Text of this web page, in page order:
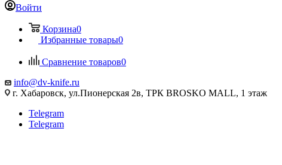
Войти
Корзина0
Избранные товары0
Сравнение товаров0
info@dv-knife.ru
г. Хабаровск, ул.Пионерская 2в, ТРК BROSKO MALL, 1 этаж
Telegram
Telegram